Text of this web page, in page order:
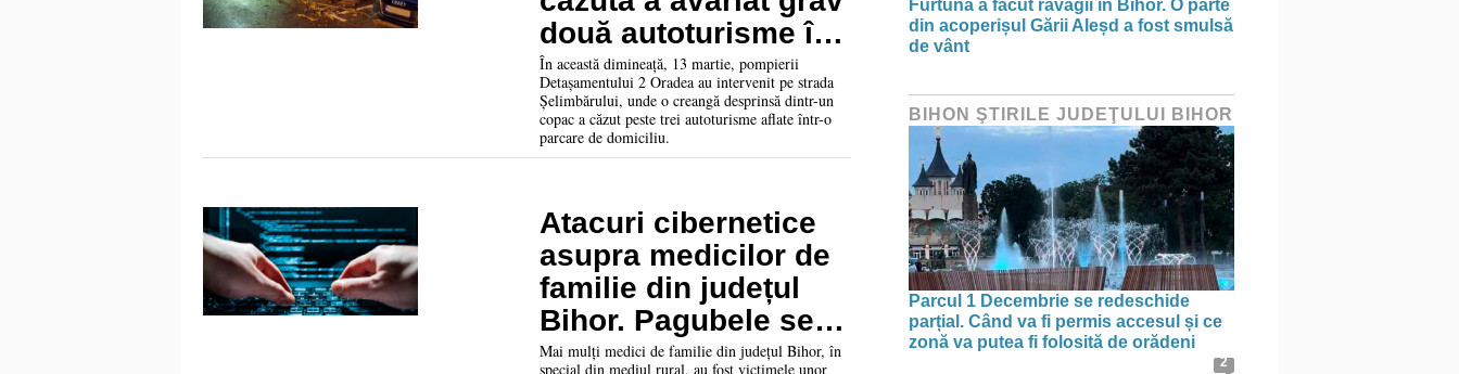
două autoturisme în
Oradea
În această dimineață, 13 martie, pompierii
Detașamentului 2 Oradea au intervenit pe strada
Șelimbărului, unde o creangă desprinsă dintr-un
copac a căzut peste trei autoturisme aflate într-o
parcare de domiciliu.
Atacuri cibernetice
asupra medicilor de
familie din județul
Bihor. Pagubele se
ridică la sute de mii
Mai mulți medici de familie din județul Bihor, în
special din mediul rural, au fost victimele unor
Furtuna a făcut ravagii în Bihor. O parte
din acoperișul Gării Aleșd a fost smulsă
de vânt
BIHON ŞTIRILE JUDEŢULUI BIHOR
Parcul 1 Decembrie se redeschide
parțial. Când va fi permis accesul și ce
zonă va putea fi folosită de orădeni
2